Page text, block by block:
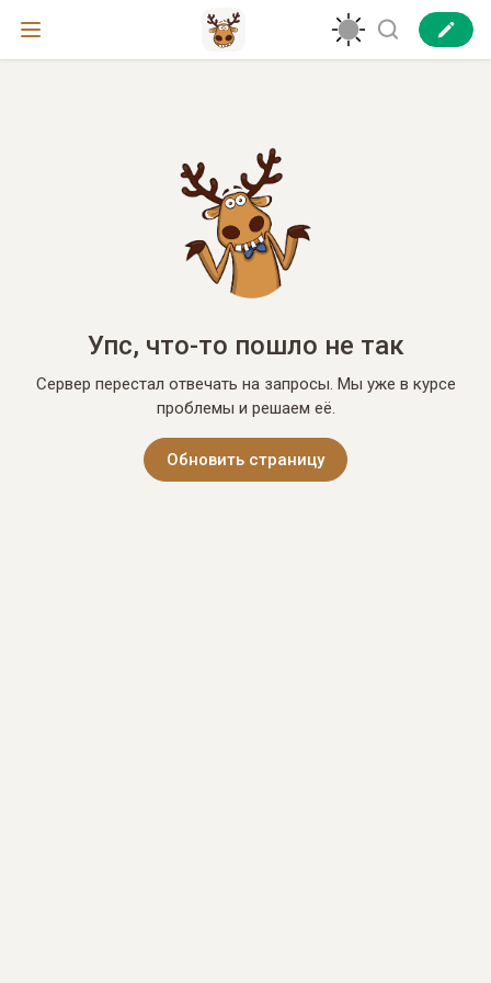
Упс, что-то пошло не так
Сервер перестал отвечать на запросы. Мы уже в курсе
проблемы и решаем её.
Обновить страницу